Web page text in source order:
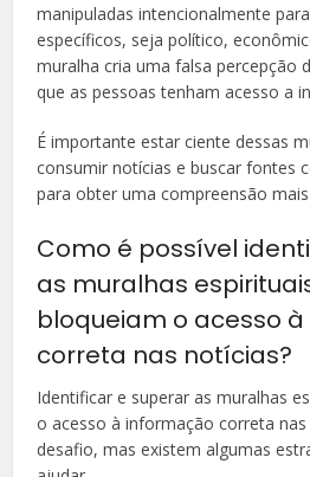
manipuladas intencionalmente
específicos, seja político,
muralha cria uma falsa percepção
que as pessoas tenham acesso a
É importante estar ciente dessas
consumir notícias e buscar fontes
para obter uma compreensão
Como é possível
as muralhas
bloqueiam o acesso
correta nas notícias?
Identificar e superar as muralhas
o acesso à informação correta
desafio, mas existem algumas